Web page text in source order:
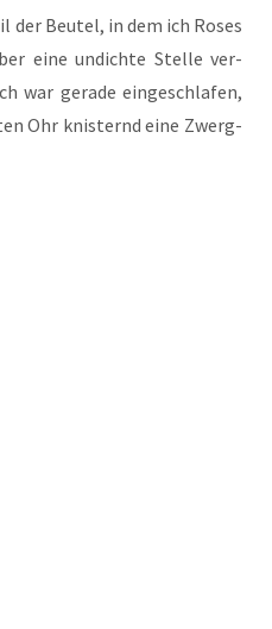
der Beu­tel, in dem ich Roses
eine undich­te Stel­le ver­
war gera­de ein­ge­schla­fen,
Ohr knis­ternd eine Zwerg­